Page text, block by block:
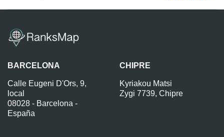
BARCELONA
Calle Eugeni D'Ors, 9,
local
08028 - Barcelona -
España
CHIPRE
Kyriakou Matsi
Zygi 7739, Chipre